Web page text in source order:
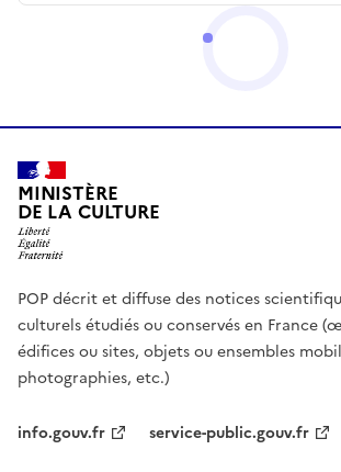
MINISTÈRE
DE LA CULTURE
POP décrit et diffuse des notices
culturels étudiés ou conservés en France
édifices ou sites, objets ou ensembles
photographies, etc.)
info.gouv.fr
service-public.gouv.fr